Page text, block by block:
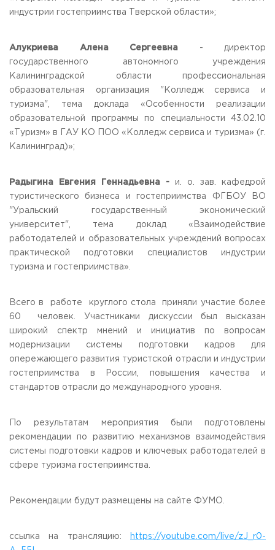
индустрии гостеприимства Тверской области»;
Алукриева Алена Сергеевна - директор
государственного автономного учреждения
Калининградской области профессиональная
образовательная организация "Колледж сервиса и
туризма", тема доклада «Особенности реализации
образовательной программы по специальности 43.02.10
«Туризм» в ГАУ КО ПОО «Колледж сервиса и туризма» (г.
Калининград)»;
Радыгина Евгения Геннадьевна - и. о. зав. кафедрой
туристического бизнеса и гостеприимства ФГБОУ ВО
"Уральский государственный экономический
университет", тема доклад «Взаимодействие
работодателей и образовательных учреждений вопросах
практической подготовки специалистов индустрии
туризма и гостеприимства».
Всего в работе круглого стола приняли участие более
60 человек. Участниками дискуссии был высказан
широкий спектр мнений и инициатив по вопросам
модернизации системы подготовки кадров для
опережающего развития туристской отрасли и индустрии
гостеприимства в России, повышения качества и
стандартов отрасли до международного уровня.
По результатам мероприятия были подготовлены
рекомендации по развитию механизмов взаимодействия
системы подготовки кадров и ключевых работодателей в
сфере туризма гостеприимства.
Рекомендации будут размещены на сайте ФУМО.
ссылка на трансляцию:
https://youtube.com/live/zJ_r0-